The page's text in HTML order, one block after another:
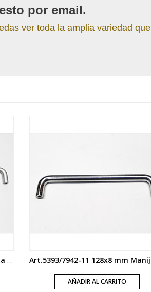
por email.
ver toda la amplia variedad que
Art.5393/7942-14 192x8 mm Manija puente satinada
AÑADIR AL CARRITO